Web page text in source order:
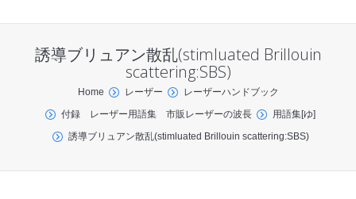
ピックアップ
光応用・アプリケーショ
誘導ブリュアン散乱(stimluated Brillouin
scattering:SBS)
You are here:
Home レーザー
レーザーハンドブック
付録 レーザー用語集 市販レーザーの波長
用語集[ゆ]
誘導ブリュアン散乱(stimluated Brillouin scattering:SBS)